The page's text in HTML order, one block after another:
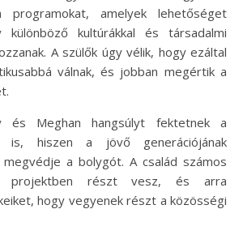
programokat, amelyek lehetőséget
kultúrákkal és társadalmi
A szülők úgy vélik, hogy ezáltal
válnak, és jobban megértik a
és Meghan hangsúlyt fektetnek a
is, hiszen a jövő generációjának
a bolygót. A család számos
projektben részt vesz, és arra
hogy vegyenek részt a közösségi